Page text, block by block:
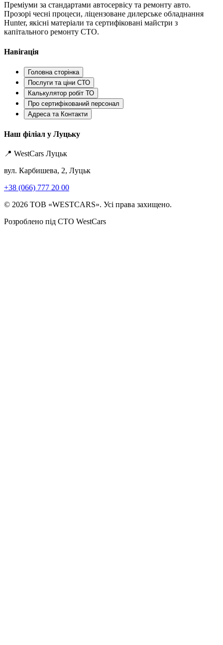
Преміуми за стандартами автосервісу та ремонту авто.
Прозорі чесні процеси, ліцензоване дилерське обладнання
Hunter, якісні матеріали та сертифіковані майстри з
капітального ремонту СТО.
Навігація
Головна сторінка
Послуги та ціни СТО
Калькулятор робіт ТО
Про сертифікований персонал
Адреса та Контакти
Наш філіал у Луцьку
📍 WestCars Луцьк
вул. Карбишева, 2, Луцьк
+38 (066) 777 20 00
© 2026 ТОВ «WESTCARS». Усі права захищено.
Розроблено під СТО WestCars